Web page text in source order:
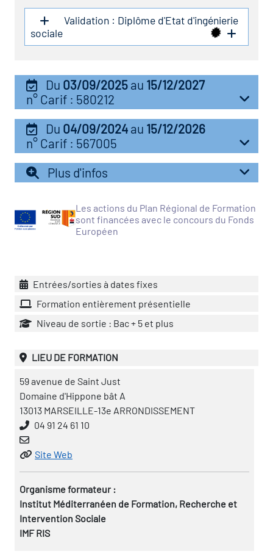
des transitions
de construction)
des secteurs(en
construction)
Validation : Diplôme d'Etat d'ingénierie
sociale
Du 03/09/2025 au 15/12/2027
n° Carif : 580212
Du 04/09/2024 au 15/12/2026
n° Carif : 567005
Plus d'infos
Les actions du Plan Régional de Formation
sont financées avec le concours du Fonds
Européen
Entrées/sorties à dates fixes
Formation entièrement présentielle
Niveau de sortie : Bac + 5 et plus
LIEU DE FORMATION
59 avenue de Saint Just
Domaine d'Hippone bât A
13013 MARSEILLE-13e ARRONDISSEMENT
04 91 24 61 10
Site Web
Organisme formateur :
Institut Méditerranéen de Formation, Recherche et
Intervention Sociale
IMF RIS